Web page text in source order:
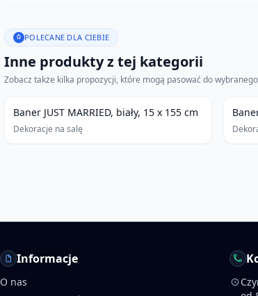
POLECANE DLA CIEBIE
Inne produkty z tej kategorii
Zobacz także kilka propozycji, które mogą pasować do
Baner JUST MARRIED, biały, 15 x 155 cm
Dekoracje na salę
Informacje
O nas